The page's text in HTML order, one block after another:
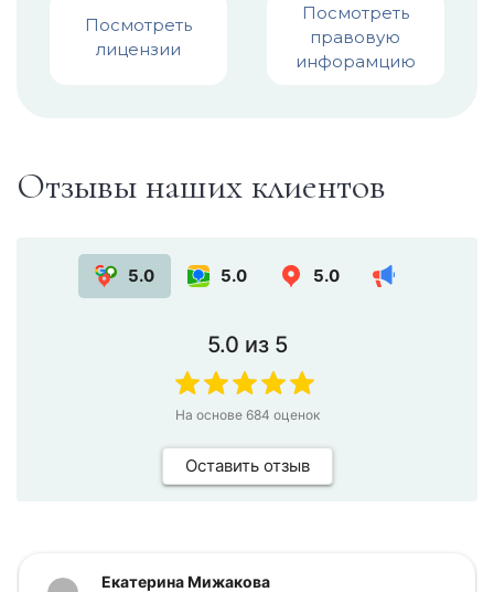
Посмотреть
лицензии
Посмотреть
правовую
инфорамцию
Отзывы наших клиентов
5.0 5.0 5.0
5.0 из 5
На основе 684 оценок
Оставить отзыв
Екатерина Мижакова